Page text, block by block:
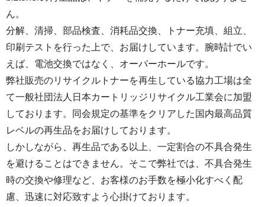
ん。
分解、清掃、部品検査、消耗品交換、トナー充填、組立、
印刷テストを行った上で、お届けしています。腕時計でい
えば、電池交換ではなく、オーバーホールです。
弊社販売のリサイクルトナーを再生している協力工場は全
て一般社団法人日本カートリッジリサイクル工業会に加盟
しております。同会規定の基準をクリアした国内最高品質
レベルの再生品をお届けしております。
しかしながら、再生品である以上、一定割合の不具合発生
を避けることはできません。そこで弊社では、不具合発生
時の交換や修理など、お客様のお手数を極小化すべく配
慮、迅速に対応致すよう心掛けております。